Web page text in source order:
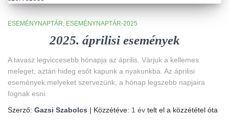
ESEMÉNYNAPTÁR ESEMÉNYNAPTÁR-2025
2025. áprilisi események
A tavasz legviccesebb hónapja az április. Várjuk a kellemes
meleget, aztán hideg esőt kapunk a nyakunkba. Az áprilisi
események melyeket szervezünk, a hónap legszebb napjaira
fognak esni.
Szerző: Gazsi Szabolcs | Közzétéve: 1 év telt el a közzététel óta